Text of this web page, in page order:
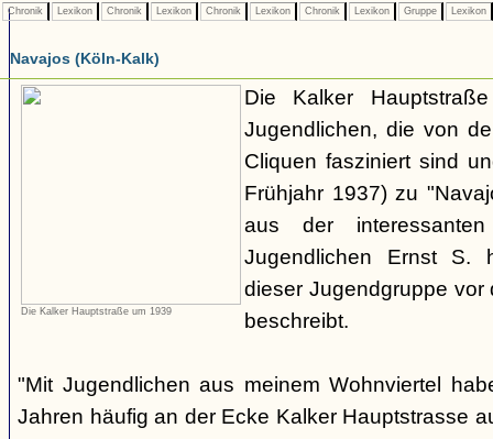
Chronik Lexikon Chronik Lexikon Chronik Lexikon Chronik Lexikon Gruppe Lexikon
Navajos (Köln-Kalk)
Die Kalker Hauptstraße um 1939
Die Kalker
Jugendlichen, die von
Cliquen fasziniert sind
Frühjahr 1937) zu
aus der
Jugendlichen Ernst S.
dieser Jugendgruppe
beschreibt.
"Mit Jugendlichen aus meinem Wohnviertel
Jahren häufig an der Ecke Kalker Hauptstrasse